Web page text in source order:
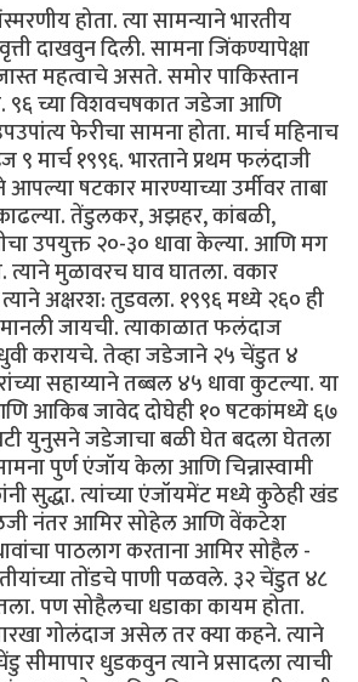
होता. त्या सामन्याने भारतीय
दाखवुन दिली. सामना जिंकण्यापेक्षा
महत्वाचे असते. समोर पाकिस्तान
च्या विशवचषकात जडेजा आणि
फेरीचा सामना होता. मार्च महिनाच
९ मार्च १९९६. भारताने प्रथम फलंदाजी
षटकार मारण्याच्या उर्मीवर ताबा
तेंडुलकर, अझहर, कांबळी,
उपयुक्त २०-३० धावा केल्या. आणि मग
मुळावरच घाव घातला. वकार
अक्षरश: तुडवला. १९९६ मध्ये २६० ही
जायची. त्याकाळात फलंदाज
करायचे. तेव्हा जडेजाने २५ चेंडुत ४
सहाय्याने तब्बल ४५ धावा कुटल्या. या
आकिब जावेद दोघेही १० षटकांमध्ये ६७
युनुसने जडेजाचा बळी घेत बदला घेतला
पुर्ण एंजॉय केला आणि चिन्नास्वामी
सुद्धा. त्यांच्या एंजॉयमेंट मध्ये कुठेही खंड
नंतर आमिर सोहेल आणि वेंकटेश
पाठलाग करताना आमिर सोहैल -
तोंडचे पाणी पळवले. ३२ चेंडुत ४८
पण सोहैलचा धडाका कायम होता.
गोलंदाज असेल तर क्या कहने. त्याने
सीमापार धुडकवुन त्याने प्रसादला त्याची